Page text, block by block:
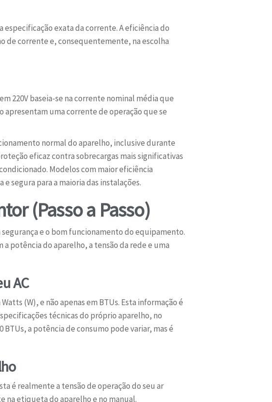
exata da corrente. A eficiência do
de corrente e, consequentemente, na escolha
220V baseia-se na corrente nominal média que
apresentam uma corrente de operação que se
normal do aparelho, inclusive durante
eficaz contra sobrecargas mais significativas
Modelos com maior eficiência
segura para a maioria das instalações.
(Passo a Passo)
e o bom funcionamento do equipamento.
potência do aparelho, a tensão da rede e uma
AC
(W), e não apenas em BTUs. Esta informação é
técnicas do próprio aparelho, no
a potência de consumo pode variar, mas é
é realmente a tensão de operação do seu ar
na etiqueta do aparelho e no manual.